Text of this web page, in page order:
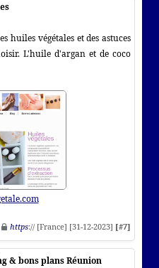
huiles végétales et des astuces
L'huile d'argan et de coco
https:// [France] [31-12-2023] [#7]
& bons plans Réunion